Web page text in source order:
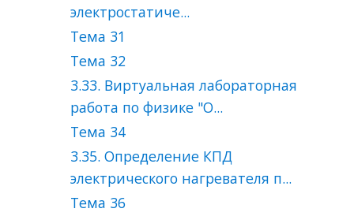
электростатиче...
Тема 31
Тема 32
3.33. Виртуальная лабораторная
работа по физике "О...
Тема 34
3.35. Определение КПД
электрического нагревателя п...
Тема 36